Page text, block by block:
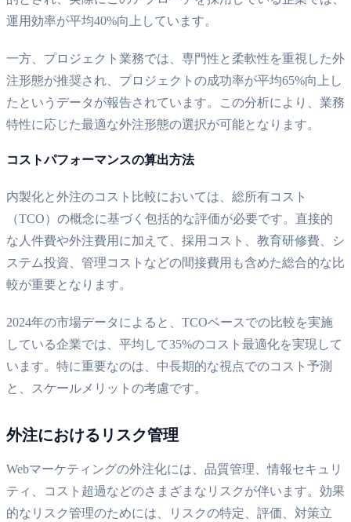
運用効率が平均40%向上しています。
一方、プロジェクト業務では、専門性と柔軟性を重視した外
注形態が推奨され、プロジェクトの成功率が平均65%向上し
たというデータが報告されています。この分析により、業務
特性に応じた最適な外注形態の選択が可能となります。
コストパフォーマンスの算出方法
内製化と外注のコスト比較においては、総所有コスト
（TCO）の概念に基づく包括的な評価が必要です。直接的
な人件費や外注費用に加えて、採用コスト、教育研修費、シ
ステム投資、管理コストなどの間接費用も含めた総合的な比
較が重要となります。
2024年の市場データによると、TCOベースでの比較を実施
している企業では、平均して35%のコスト最適化を実現して
います。特に重要なのは、中長期的な視点でのコスト予測
と、スケールメリットの考慮です。
外注におけるリスク管理
Webマーケティングの外注化には、品質管理、情報セキュリ
ティ、コスト超過などのさまざまなリスクが伴います。効果
的なリスク管理のためには、リスクの特定、評価、対策立